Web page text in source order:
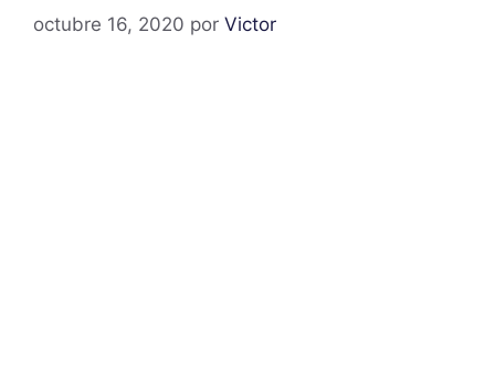
octubre 16, 2020 por Victor